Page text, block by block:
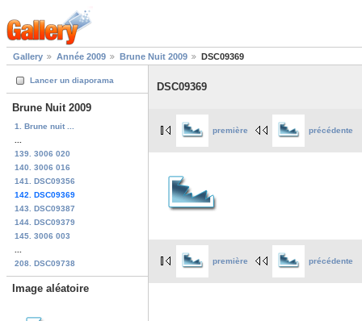
Gallery Année 2009 Brune Nuit 2009 DSC09369
Lancer un diaporama
Brune Nuit 2009
1. Brune nuit ...
139. 3006 020
140. 3006 016
141. DSC09356
142. DSC09369
143. DSC09387
144. DSC09379
145. 3006 003
208. DSC09738
Image aléatoire
DSC09369
première précédente
première précédente